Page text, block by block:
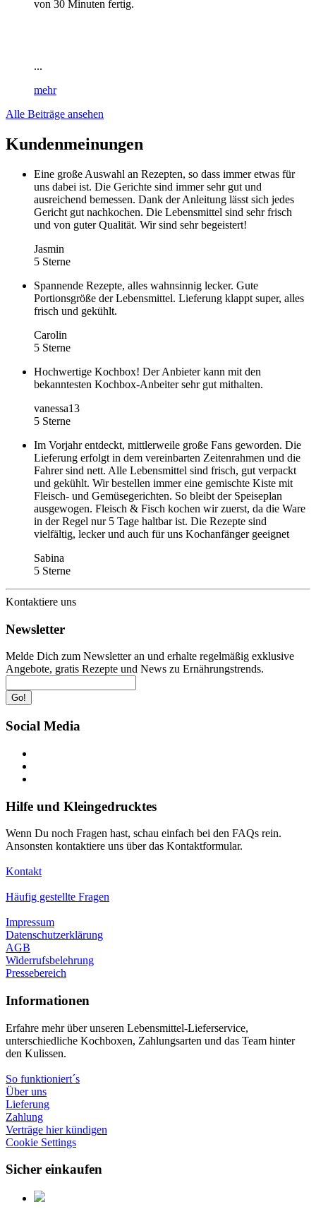
von 30 Minuten fertig.
...
mehr
Alle Beiträge ansehen
Kundenmeinungen
Eine große Auswahl an Rezepten, so dass immer etwas für
uns dabei ist. Die Gerichte sind immer sehr gut und
ausreichend bemessen. Dank der Anleitung lässt sich jedes
Gericht gut nachkochen. Die Lebensmittel sind sehr frisch
und von guter Qualität. Wir sind sehr begeistert!
Jasmin
5 Sterne
Spannende Rezepte, alles wahnsinnig lecker. Gute
Portionsgröße der Lebensmittel. Lieferung klappt super, alles
frisch und gekühlt.
Carolin
5 Sterne
Hochwertige Kochbox! Der Anbieter kann mit den
bekanntesten Kochbox-Anbeiter sehr gut mithalten.
vanessa13
5 Sterne
Im Vorjahr entdeckt, mittlerweile große Fans geworden. Die
Lieferung erfolgt in dem vereinbarten Zeitenrahmen und die
Fahrer sind nett. Alle Lebensmittel sind frisch, gut verpackt
und gekühlt. Wir bestellen immer eine gemischte Kiste mit
Fleisch- und Gemüsegerichten. So bleibt der Speiseplan
ausgewogen. Fleisch & Fisch kochen wir zuerst, da die Ware
in der Regel nur 5 Tage haltbar ist. Die Rezepte sind
vielfältig, lecker und auch für uns Kochanfänger geeignet
Sabina
5 Sterne
Kontaktiere uns
Newsletter
Melde Dich zum Newsletter an und erhalte regelmäßig exklusive
Angebote, gratis Rezepte und News zu Ernährungstrends.
Go!
Social Media
Hilfe und Kleingedrucktes
Wenn Du noch Fragen hast, schau einfach bei den FAQs rein.
Ansonsten kontaktiere uns über das Kontaktformular.
Kontakt
Häufig gestellte Fragen
Impressum
Datenschutzerklärung
AGB
Widerrufsbelehrung
Pressebereich
Informationen
Erfahre mehr über unseren Lebensmittel-Lieferservice,
unterschiedliche Kochboxen, Zahlungsarten und das Team hinter
den Kulissen.
So funktioniert´s
Über uns
Lieferung
Zahlung
Verträge hier kündigen
Cookie Settings
Sicher einkaufen